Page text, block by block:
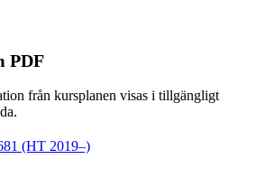
PDF
från kursplanen visas i tillgängligt
(HT 2019–)